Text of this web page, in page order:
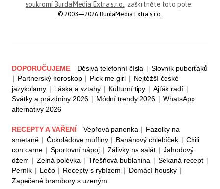
soukromí BurdaMedia Extra s.r.o., zaškrtněte toto pole.
© 2003—2026 BurdaMedia Extra s.r.o.
DOPORUČUJEME Děsivá telefonní čísla | Slovník puberťáků
| Partnerský horoskop | Pick me girl | Nejtěžší české
jazykolamy | Láska a vztahy | Kulturní tipy | Ajťák radí |
Svátky a prázdniny 2026 | Módní trendy 2026 | WhatsApp
alternativy 2026
RECEPTY A VAŘENÍ Vepřová panenka | Fazolky na
smetaně | Čokoládové muffiny | Banánový chlebíček | Chili
con carne | Sportovní nápoj | Zálivky na salát | Jahodový
džem | Zelná polévka | Třešňová bublanina | Sekaná recept |
Perník | Lečo | Recepty s rybízem | Domácí housky |
Zapečené brambory s uzeným